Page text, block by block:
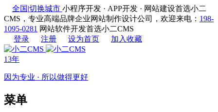
全国|切换城市 小程序开发 · APP开发 · 网站建设首选小二
CMS，专业高端品牌企业网站制作设计公司，欢迎来电： 198-
1095-0281 网站软件开发首选小二CMS
登录
注册 设为首页 加入收藏
13年
因为专业 · 所以做得更好
菜单